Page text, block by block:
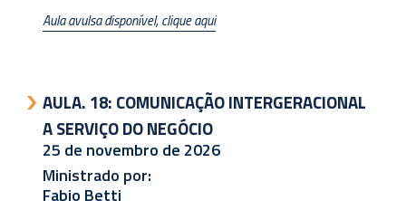
Aula avulsa disponível, clique aqui
AULA. 18: COMUNICAÇÃO INTERGERACIONAL
A SERVIÇO DO NEGÓCIO
25 de novembro de 2026
Ministrado por:
Fabio Betti